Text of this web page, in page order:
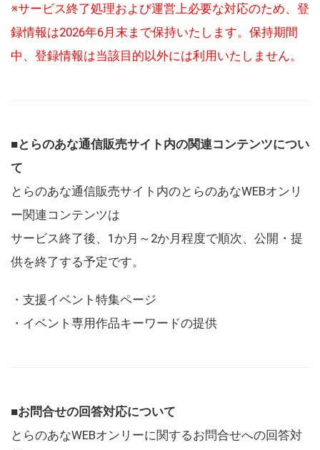
※サービス終了処理および運営上必要な対応のため、登
録情報は2026年6月末まで保持いたします。保持期間
中、登録情報は当該目的以外には利用いたしません。
■とらのあな通信販売サイト内の関連コンテンツについ
て
とらのあな通信販売サイト内のとらのあなWEBオンリ
ー関連コンテンツは
サービス終了後、1か月～2か月程度で順次、公開・提
供を終了する予定です。
・支援イベント特集ページ
・イベント専用作品キーワードの提供
■お問合せの回答対応について
とらのあなWEBオンリーに関するお問合せへの回答対